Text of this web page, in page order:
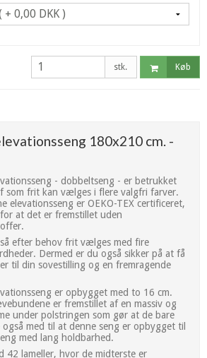
stk. Køb
180x210 cm. -
- dobbeltseng - er betrukket
som frit kan vælges i flere valgfri farver.
elevationsseng er OEKO-TEX certificeret,
at det er fremstillet uden
efter behov frit vælges med fire
Dermed er du også sikker på at få
til din sovestilling og en fremragende
er opbygget med to 16 cm.
er fremstillet af en massiv og
under polstringen som gør at de bare
med til at denne seng er opbygget til
med lang holdbarhed.
42 lameller, hvor de midterste er